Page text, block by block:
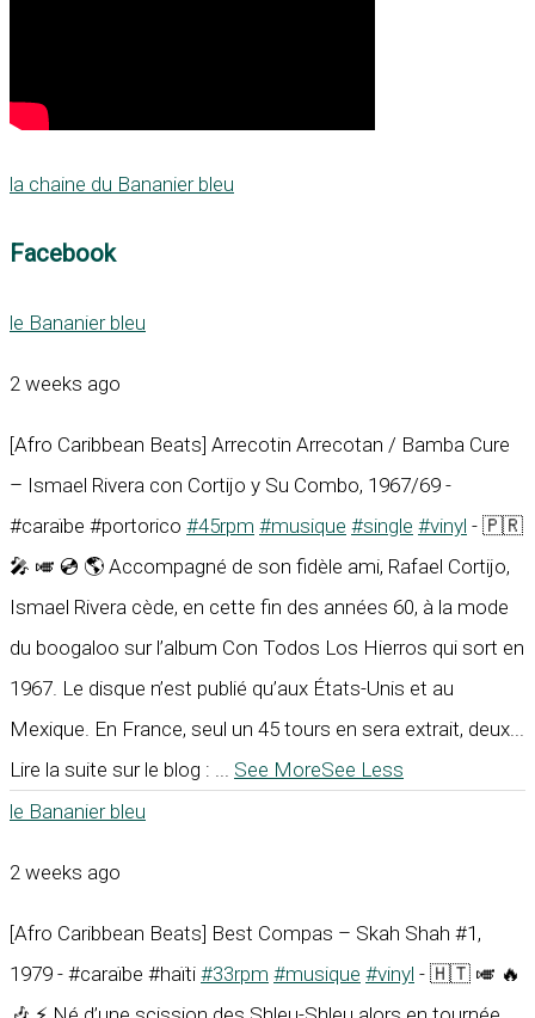
la chaine du Bananier bleu
Facebook
le Bananier bleu
2 weeks ago
[Afro Caribbean Beats] Arrecotin Arrecotan / Bamba Cure
– Ismael Rivera con Cortijo y Su Combo, 1967/69 -
#caraïbe #portorico #45rpm #musique #single #vinyl - 🇵🇷
🎤 🎺 💿 🌎 Accompagné de son fidèle ami, Rafael Cortijo,
Ismael Rivera cède, en cette fin des années 60, à la mode
du boogaloo sur l’album Con Todos Los Hierros qui sort en
1967. Le disque n’est publié qu’aux États-Unis et au
Mexique. En France, seul un 45 tours en sera extrait, deux...
Lire la suite sur le blog : ... See MoreSee Less
le Bananier bleu
2 weeks ago
[Afro Caribbean Beats] Best Compas – Skah Shah #1,
1979 - #caraïbe #haïti #33rpm #musique #vinyl - 🇭🇹 🎺 🔥